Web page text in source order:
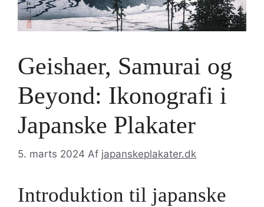
Geishaer, Samurai og
Beyond: Ikonografi i
Japanske Plakater
5. marts 2024 Af japanskeplakater.dk
Introduktion til japanske